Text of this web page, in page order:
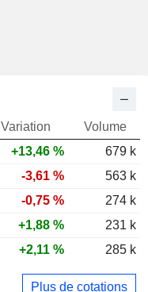
Variation
Volume
+13,46 %
679 k
-3,61 %
563 k
-0,75 %
274 k
+1,88 %
231 k
+2,11 % 285 k
Plus de cotations